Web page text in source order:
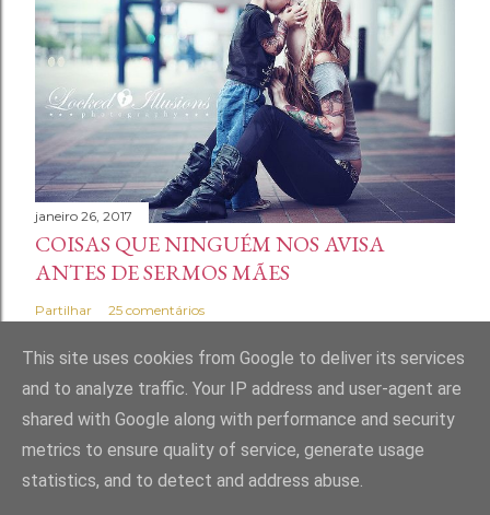
janeiro 26, 2017
COISAS QUE NINGUÉM NOS AVISA
ANTES DE SERMOS MÃES
Partilhar 25 comentários
Com tecnologia do Blogger
Marta Andrade Maia | Home Made Mess
This site uses cookies from Google to deliver its services
and to analyze traffic. Your IP address and user-agent are
shared with Google along with performance and security
metrics to ensure quality of service, generate usage
statistics, and to detect and address abuse.